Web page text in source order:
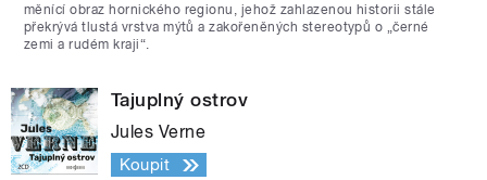
měnící obraz hornického regionu, jehož zahlazenou historii stále
překrývá tlustá vrstva mýtů a zakořeněných stereotypů o „černé
zemi a rudém kraji“.
Tajuplný ostrov
Jules Verne
Koupit